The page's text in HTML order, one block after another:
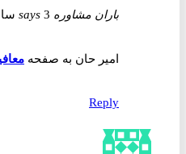
باران مشاوره says 3 سال ago
امیر حان به صفحهمعافیت
Reply